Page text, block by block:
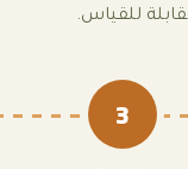
للقياس.
3